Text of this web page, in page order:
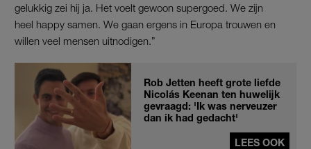
gelukkig zei hij ja. Het voelt gewoon supergoed. We zijn
heel happy samen. We gaan ergens in Europa trouwen en
willen veel mensen uitnodigen.”
Rob Jetten heeft grote liefde
Nicolás Keenan ten huwelijk
gevraagd: 'Ik was nerveuzer
dan ik had gedacht'
LEES OOK